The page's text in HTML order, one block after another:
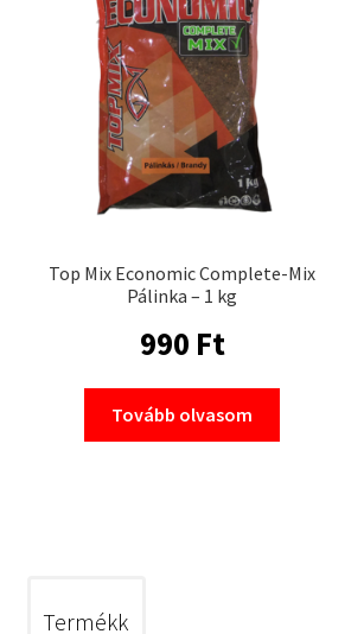
Top Mix Economic Complete-Mix
Pálinka – 1 kg
990 Ft
Tovább olvasom
Termékk